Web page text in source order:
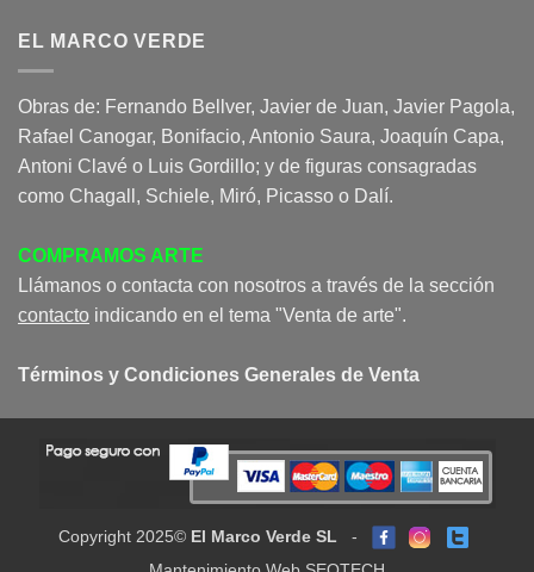
EL MARCO VERDE
Obras de: Fernando Bellver, Javier de Juan, Javier Pagola,
Rafael Canogar, Bonifacio, Antonio Saura, Joaquín Capa,
Antoni Clavé o Luis Gordillo; y de figuras consagradas
como Chagall, Schiele, Miró, Picasso o Dalí.
COMPRAMOS ARTE
Llámanos o contacta con nosotros a través de la sección
contacto indicando en el tema "Venta de arte".
Términos y Condiciones Generales de Venta
Copyright 2025© El Marco Verde SL -